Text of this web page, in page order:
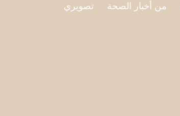
من أخبار الصحة تصويري